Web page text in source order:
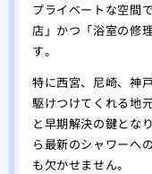
プライベートな空間
店」かつ「浴室の修
す。
特に西宮、尼崎、神
駆けつけてくれる地
と早期解決の鍵とな
ら最新のシャワーへ
も欠かせません。